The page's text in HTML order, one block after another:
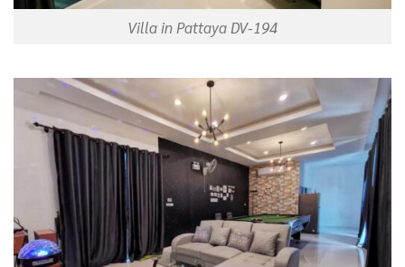
Villa in Pattaya DV-194